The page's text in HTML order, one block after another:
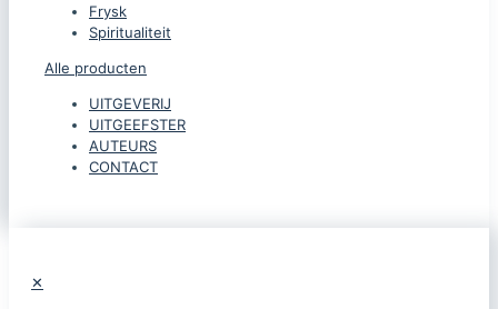
Frysk
Spiritualiteit
Alle producten
UITGEVERIJ
UITGEEFSTER
AUTEURS
CONTACT
✕